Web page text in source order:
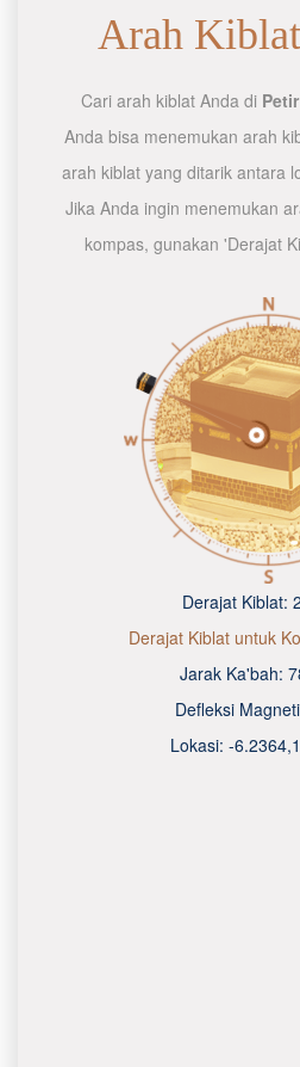
Arah
Cari arah kiblat Anda di Petir
Anda bisa menemukan arah
arah kiblat yang ditarik antara
Jika Anda ingin menemukan
kompas, gunakan 'Derajat
Derajat Kiblat:
Derajat Kiblat untuk
Jarak Ka'bah:
Defleksi
Lokasi: -6.2364,